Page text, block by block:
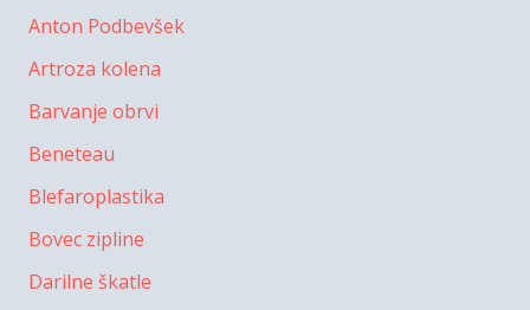
Anton Podbevšek
Artroza kolena
Barvanje obrvi
Beneteau
Blefaroplastika
Bovec zipline
Darilne škatle